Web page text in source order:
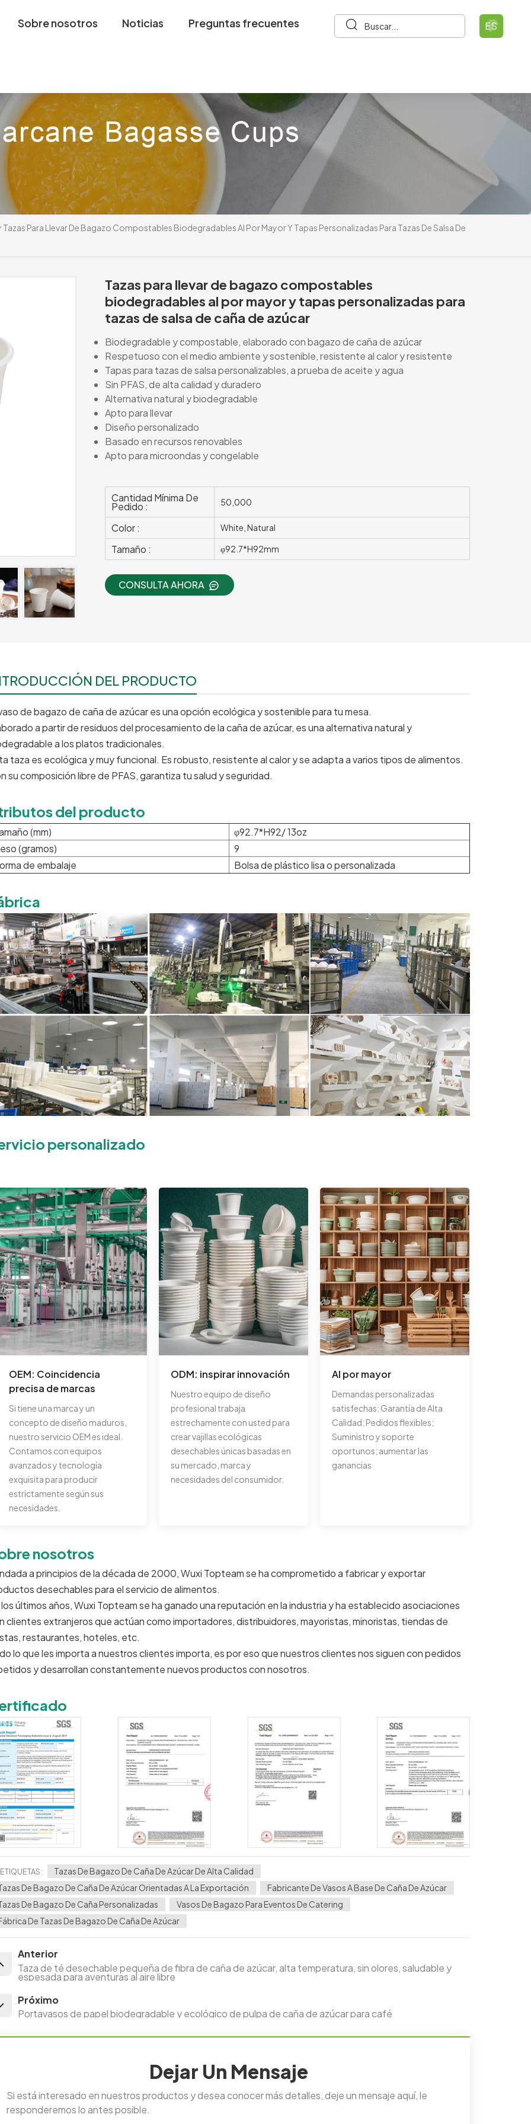
Sobre nosotros Noticias Preguntas frecuentes ES
Tazas Para Llevar De Bagazo Compostables Biodegradables Al Por Mayor Y Tapas Personalizadas Para Tazas De Salsa De
Tazas para llevar de bagazo compostables
biodegradables al por mayor y tapas personalizadas para
tazas de salsa de caña de azúcar
Biodegradable y compostable, elaborado con bagazo de caña de azúcar
Respetuoso con el medio ambiente y sostenible, resistente al calor y resistente
Tapas para tazas de salsa personalizables, a prueba de aceite y agua
Sin PFAS, de alta calidad y duradero
Alternativa natural y biodegradable
Apto para llevar
Diseño personalizado
Basado en recursos renovables
Apto para microondas y congelable
Cantidad Mínima De
Pedido : 50,000
Color : White, Natural
Tamaño : φ92.7*H92mm
CONSULTA AHORA
DEL PRODUCTO
de bagazo de caña de azúcar es una opción ecológica y sostenible para tu mesa.
a partir de residuos del procesamiento de la caña de azúcar, es una alternativa natural y
a los platos tradicionales.
taza es ecológica y muy funcional. Es robusto, resistente al calor y se adapta a varios tipos de alimentos.
su composición libre de PFAS, garantiza tu salud y seguridad.
del producto
(mm)
φ92.7*H92/ 13oz
(gramos)
9
de embalaje
Bolsa de plástico lisa o personalizada
personalizado
OEM: Coincidencia
precisa de marcas
Si tiene una marca y un
concepto de diseño maduros,
nuestro servicio OEM es ideal.
Contamos con equipos
avanzados y tecnología
exquisita para producir
estrictamente según sus
necesidades.
ODM: inspirar innovación
Nuestro equipo de diseño
profesional trabaja
estrechamente con usted para
crear vajillas ecológicas
desechables únicas basadas en
su mercado, marca y
necesidades del consumidor.
Al por mayor
Demandas personalizadas
satisfechas; Garantía de Alta
Calidad; Pedidos flexibles;
Suministro y soporte
oportunos; aumentar las
ganancias
nosotros
a principios de la década de 2000, Wuxi Topteam se ha comprometido a fabricar y exportar
desechables para el servicio de alimentos.
los últimos años, Wuxi Topteam se ha ganado una reputación en la industria y ha establecido asociaciones
clientes extranjeros que actúan como importadores, distribuidores, mayoristas, minoristas, tiendas de
restaurantes, hoteles, etc.
lo que les importa a nuestros clientes importa, es por eso que nuestros clientes nos siguen con pedidos
y desarrollan constantemente nuevos productos con nosotros.
ETIQUETAS :
Tazas De Bagazo De Caña De Azúcar De Alta Calidad
De Bagazo De Caña De Azúcar Orientadas A La Exportación
Fabricante De Vasos A Base De Caña De Azúcar
De Bagazo De Caña Personalizadas
Vasos De Bagazo Para Eventos De Catering
De Tazas De Bagazo De Caña De Azúcar
Anterior
Taza de té desechable pequeña de fibra de caña de azúcar, alta temperatura, sin olores, saludable y
espesada para aventuras al aire libre
Próximo
Portavasos de papel biodegradable y ecológico de pulpa de caña de azúcar para café
Dejar Un Mensaje
Si está interesado en nuestros productos y desea conocer más detalles, deje un mensaje aquí, le
responderemos lo antes posible.